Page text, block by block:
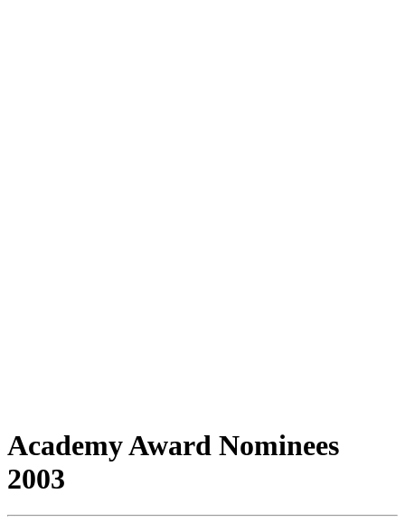
Academy Award Nominees
2003